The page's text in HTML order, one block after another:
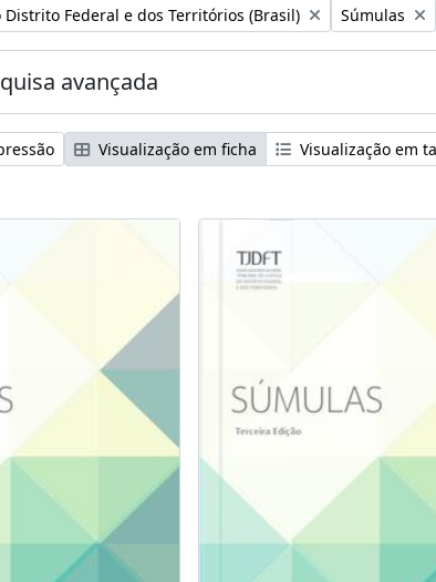
Federal e dos Territórios (Brasil) Remover
Súmulas
avançada
Visualização em ficha
Visualização em